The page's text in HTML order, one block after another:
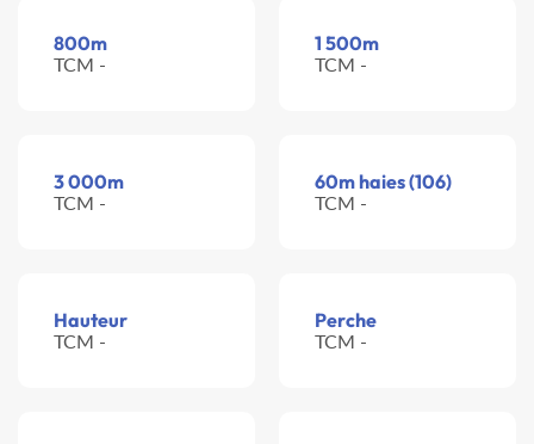
800m
TCM -
1 500m
TCM -
3 000m
TCM -
60m haies (106)
TCM -
Hauteur
TCM -
Perche
TCM -